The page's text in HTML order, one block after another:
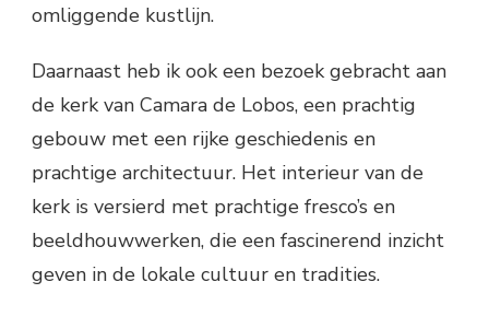
omliggende kustlijn.
Daarnaast heb ik ook een bezoek gebracht aan
de kerk van Camara de Lobos, een prachtig
gebouw met een rijke geschiedenis en
prachtige architectuur. Het interieur van de
kerk is versierd met prachtige fresco’s en
beeldhouwwerken, die een fascinerend inzicht
geven in de lokale cultuur en tradities.